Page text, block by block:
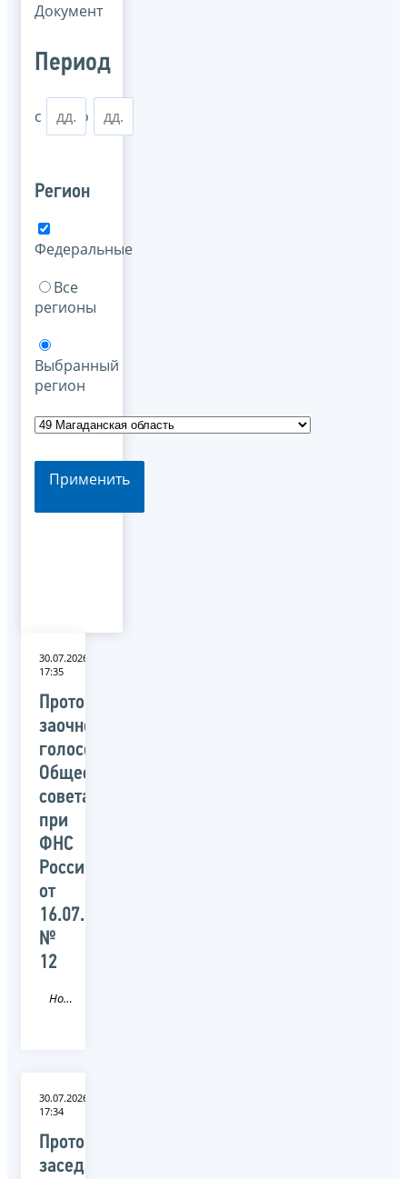
Документ
Период
с по
Регион
Федеральные
Все
регионы
Выбранный
регион
Применить
30.07.2026
17:35
Протокол
заочного
голосования
Общественного
совета
при
ФНС
России
от
16.07.2026
№
12
Новость
30.07.2026
17:34
Протокол
заседания